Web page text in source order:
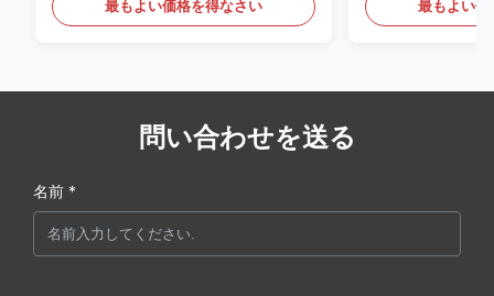
最もよい価格を得なさい 最もよい価
問い合わせを送る
名前 *